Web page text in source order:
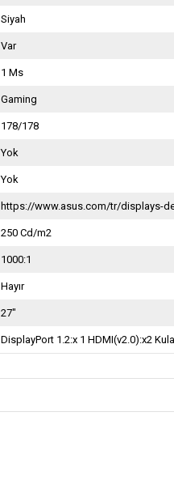
Siyah
Var
1 Ms
Gaming
178/178
Yok
Yok
https://www.asus.com/tr/displays-
250 Cd/m2
1000:1
Hayır
27"
DisplayPort 1.2:x 1 HDMI(v2.0):x2